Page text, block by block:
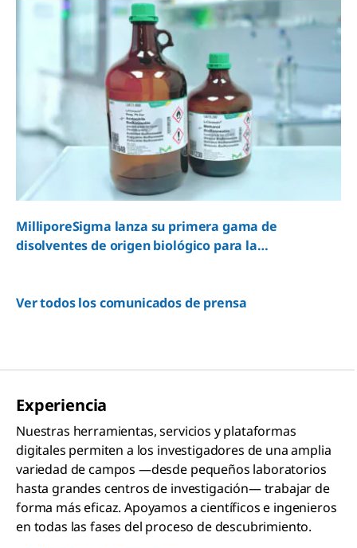
MilliporeSigma lanza su primera gama de
disolventes de origen biológico para la
Ver todos los comunicados de prensa
Experiencia
Nuestras herramientas, servicios y plataformas
digitales permiten a los investigadores de una amplia
variedad de campos —desde pequeños laboratorios
hasta grandes centros de investigación— trabajar de
forma más eficaz. Apoyamos a científicos e ingenieros
en todas las fases del proceso de descubrimiento.